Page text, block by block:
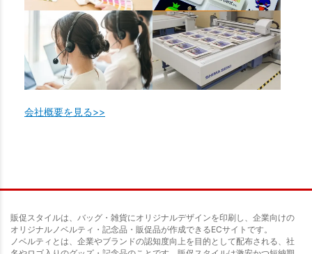
会社概要を見る>>
販促スタイルは、バッグ・雑貨にオリジナルデザインを印刷し、企業向けの
オリジナルノベルティ・記念品・販促品が作成できるECサイトです。
ノベルティとは、企業やブランドの認知度向上を目的として配布される、社